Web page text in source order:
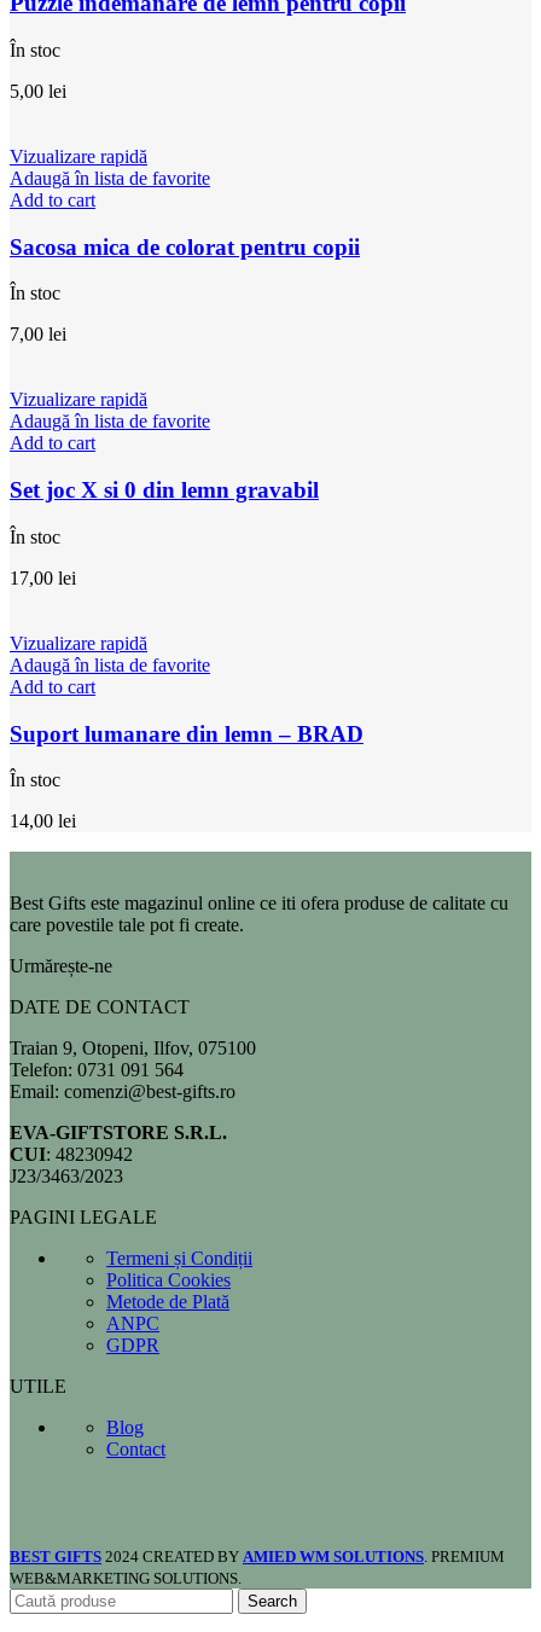
În stoc
5,00 lei
Vizualizare rapidă
Adaugă în lista de favorite
Add to cart
Sacosa mica de colorat pentru copii
În stoc
7,00 lei
Vizualizare rapidă
Adaugă în lista de favorite
Add to cart
Set joc X si 0 din lemn gravabil
În stoc
17,00 lei
Vizualizare rapidă
Adaugă în lista de favorite
Add to cart
Suport lumanare din lemn – BRAD
În stoc
14,00 lei
Best Gifts este magazinul online ce iti ofera produse de calitate cu
care povestile tale pot fi create.
Urmărește-ne
DATE DE CONTACT
Traian 9, Otopeni, Ilfov, 075100
Telefon: 0731 091 564
Email: comenzi@best-gifts.ro
EVA-GIFTSTORE S.R.L.
CUI: 48230942
J23/3463/2023
PAGINI LEGALE
Termeni și Condiții
Politica Cookies
Metode de Plată
ANPC
GDPR
UTILE
Blog
Contact
BEST GIFTS 2024 CREATED BY AMIED WM SOLUTIONS. PREMIUM
WEB&MARKETING SOLUTIONS.
Search